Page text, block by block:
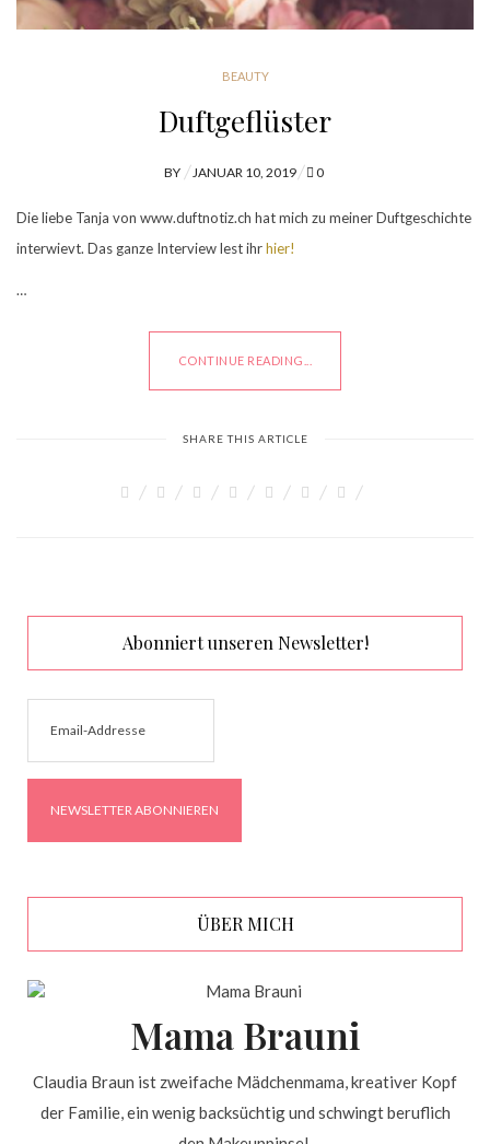
BEAUTY
Duftgeflüster
BY
POSTED
JANUAR 10, 2019 0
Die liebe Tanja von www.duftnotiz.ch hat mich zu meiner Duftgeschichte
interwievt. Das ganze Interview lest ihrhier!
…
CONTINUE READING...
SHARE THIS ARTICLE
Abonniert unseren Newsletter!
ÜBER MICH
Mama Brauni
Claudia Braun ist zweifache Mädchenmama, kreativer Kopf
der Familie, ein wenig backsüchtig und schwingt beruflich